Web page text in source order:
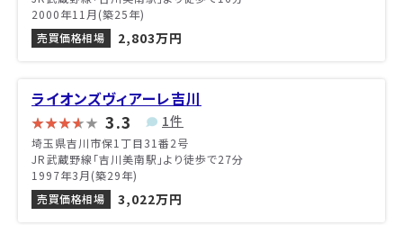
2000年11月(築25年)
売買価格相場
2,803万円
ライオンズヴィアーレ吉川
3.3 1件
埼玉県吉川市保1丁目31番2号
JR武蔵野線「吉川美南駅」より徒歩で27分
1997年3月(築29年)
売買価格相場
3,022万円